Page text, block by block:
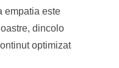
empatia este
dincolo
optimizat